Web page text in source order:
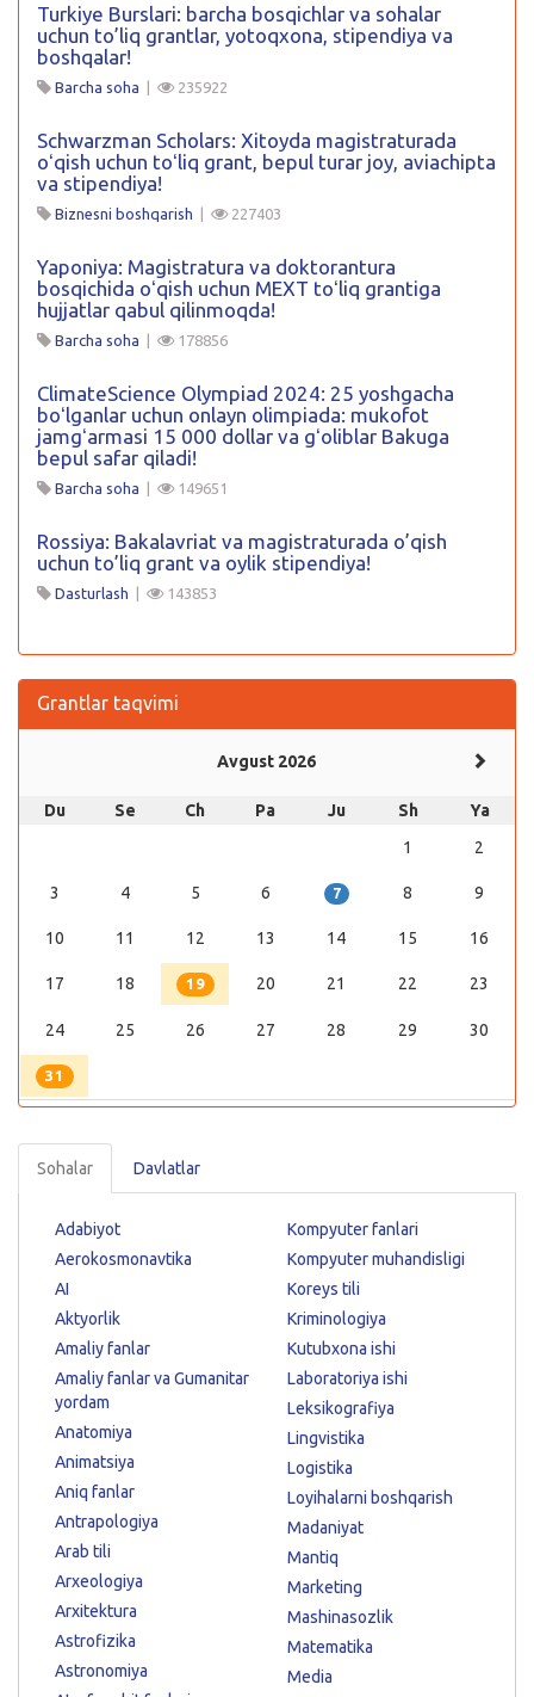
Turkiye Burslari: barcha bosqichlar va sohalar
uchun to’liq grantlar, yotoqxona, stipendiya va
boshqalar!
Barcha soha | 235922
Schwarzman Scholars: Xitoyda magistraturada
oʻqish uchun toʻliq grant, bepul turar joy, aviachipta
va stipendiya!
Biznesni boshqarish | 227403
Yaponiya: Magistratura va doktorantura
bosqichida oʻqish uchun MEXT toʻliq grantiga
hujjatlar qabul qilinmoqda!
Barcha soha | 178856
ClimateScience Olympiad 2024: 25 yoshgacha
boʻlganlar uchun onlayn olimpiada: mukofot
jamgʻarmasi 15 000 dollar va gʻoliblar Bakuga
bepul safar qiladi!
Barcha soha | 149651
Rossiya: Bakalavriat va magistraturada o’qish
uchun to’liq grant va oylik stipendiya!
Dasturlash | 143853
Grantlar taqvimi
Avgust 2026
Du Se Ch Pa Ju Sh
Ya
1
2
3 4 5 6 7 8 9
10 11 12 13 14 15 16
17 18 19 20 21 22 23
24 25 26 27 28 29 30
31
Sohalar Davlatlar
Adabiyot
Aerokosmonavtika
AI
Aktyorlik
Amaliy fanlar
Amaliy fanlar va Gumanitar
yordam
Anatomiya
Animatsiya
Aniq fanlar
Antrapologiya
Arab tili
Arxeologiya
Arxitektura
Astrofizika
Astronomiya
Kompyuter fanlari
Kompyuter muhandisligi
Koreys tili
Kriminologiya
Kutubxona ishi
Laboratoriya ishi
Leksikografiya
Lingvistika
Logistika
Loyihalarni boshqarish
Madaniyat
Mantiq
Marketing
Mashinasozlik
Matematika
Media